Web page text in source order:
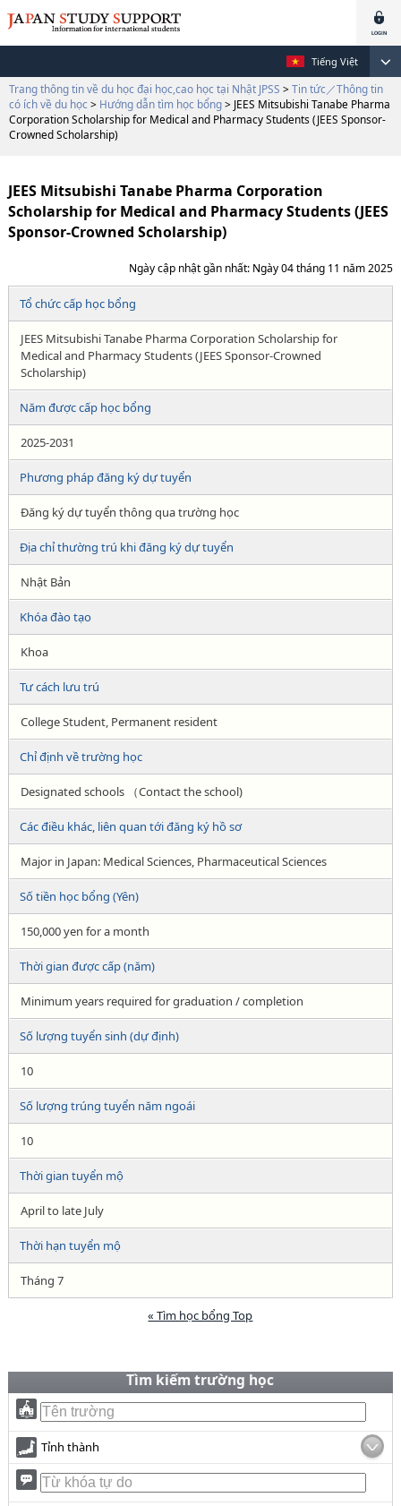
Tiếng Việt
Trang thông tin về du học đại học,cao học tại Nhật JPSS > Tin tức／Thông tin
có ích về du học > Hướng dẫn tìm học bổng> JEES Mitsubishi Tanabe Pharma
Corporation Scholarship for Medical and Pharmacy Students (JEES Sponsor-
Crowned Scholarship)
JEES Mitsubishi Tanabe Pharma Corporation
Scholarship for Medical and Pharmacy Students (JEES
Sponsor-Crowned Scholarship)
Ngày cập nhật gần nhất: Ngày 04 tháng 11 năm 2025
Tổ chức cấp học bổng
JEES Mitsubishi Tanabe Pharma Corporation Scholarship for
Medical and Pharmacy Students (JEES Sponsor-Crowned
Scholarship)
Năm được cấp học bổng
2025-2031
Phương pháp đăng ký dự tuyển
Đăng ký dự tuyển thông qua trường học
Địa chỉ thường trú khi đăng ký dự tuyển
Nhật Bản
Khóa đào tạo
Khoa
Tư cách lưu trú
College Student, Permanent resident
Chỉ định về trường học
Designated schools （Contact the school)
Các điều khác, liên quan tới đăng ký hồ sơ
Major in Japan: Medical Sciences, Pharmaceutical Sciences
Số tiền học bổng (Yên)
150,000 yen for a month
Thời gian được cấp (năm)
Minimum years required for graduation / completion
Số lượng tuyển sinh (dự định)
10
Số lượng trúng tuyển năm ngoái
10
Thời gian tuyển mộ
April to late July
Thời hạn tuyển mộ
Tháng 7
« Tìm học bổng Top
Tìm kiếm trường học
Tỉnh thành